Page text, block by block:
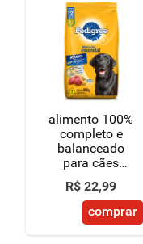
alimento 100%
completo e
balanceado
para cães
adultos carne
pedigree
nutrição
essencial
pacote 900g
R$ 22,99
comprar
queijo
detergente
macarrão
chocolate